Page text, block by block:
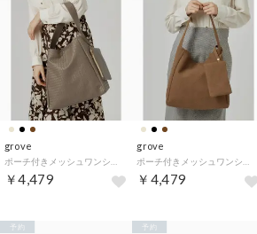
grove
￥4,479
grove
￥4,479
予約 予約